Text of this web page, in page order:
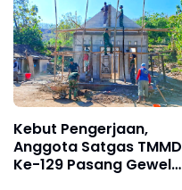
Kebut Pengerjaan,
Anggota Satgas TMMD
Ke-129 Pasang Gewel